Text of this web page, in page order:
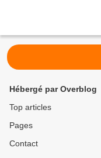
Hébergé par Overblog
Top articles
Pages
Contact